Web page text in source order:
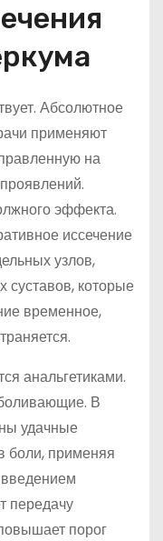
Абсолютное
применяют
на
эффекта.
иссечение
узлов,
суставов, которые
временное,
анальгетиками.
В
удачные
боли, применяя
передачу
порог